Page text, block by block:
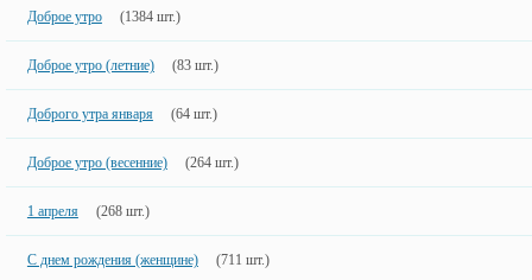
Доброе утро (1384 шт.)
Доброе утро (летние) (83 шт.)
Доброго утра января (64 шт.)
Доброе утро (весенние) (264 шт.)
1 апреля (268 шт.)
С днем рождения (женщине) (711 шт.)